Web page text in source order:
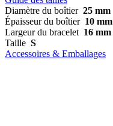
Diamètre du boîtier 25 mm
Épaisseur du boîtier 10 mm
Largeur du bracelet 16 mm
Taille S
Accessoires & Emballages